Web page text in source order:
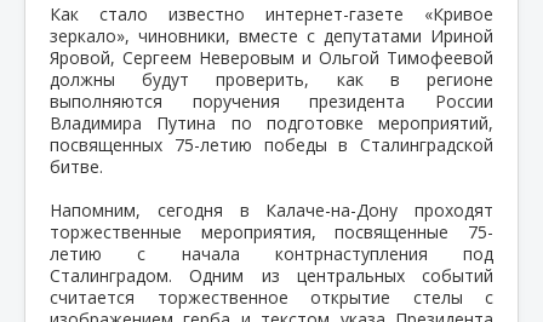
Как стало известно интернет-газете «Кривое
зеркало», чиновники, вместе с депутатами Ириной
Яровой, Сергеем Неверовым и Ольгой Тимофеевой
должны будут проверить, как в регионе
выполняются поручения президента России
Владимира Путина по подготовке мероприятий,
посвященных 75-летию победы в Сталинградской
битве.
Напомним, сегодня в Калаче-на-Дону проходят
торжественные мероприятия, посвященные 75-
летию с начала контрнаступления под
Сталинградом. Одним из центральных событий
считается торжественное открытие стелы с